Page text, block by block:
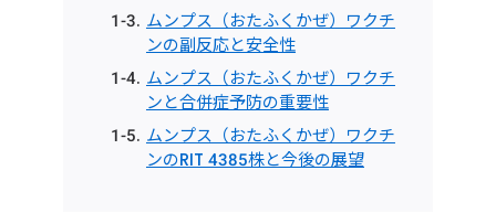
ムンプス（おたふくかぜ）ワクチ
ンの副反応と安全性
ムンプス（おたふくかぜ）ワクチ
ンと合併症予防の重要性
ムンプス（おたふくかぜ）ワクチ
ンのRIT 4385株と今後の展望